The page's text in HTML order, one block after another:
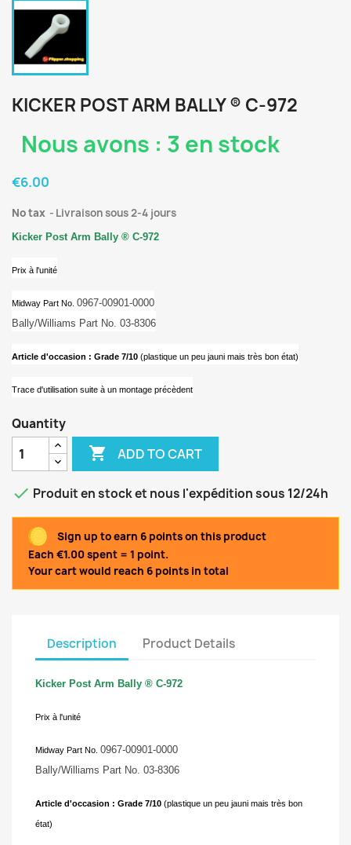
KICKER POST ARM BALLY ® C-972
Nous avons : 3 en stock
€6.00
No tax Livraison sous 2-4 jours
Kicker Post Arm Bally ® C-972
Prix à l'unité
Midway Part No. 0967-00901-0000
Bally/Williams Part No. 03-8306
Article d'occasion : Grade 7/10 (plastique un peu jauni mais très bon état)
Trace d'utilisation suite à un montage précèdent
Quantity
 ADD TO CART
 Produit en stock et nous l'expédition sous 12/24h
Sign up to earn 6 points on this product
Each €1.00 spent = 1 point.
Your cart would reach 6 points in total
Description Product Details
Kicker Post Arm Bally ® C-972
Prix à l'unité
Midway Part No. 0967-00901-0000
Bally/Williams Part No. 03-8306
Article d'occasion : Grade 7/10 (plastique un peu jauni mais très bon
état)